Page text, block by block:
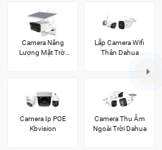
Camera Năng
Lượng Mặt Trời
Lắp Camera Wifi
Thân Dahua
Camera Ip POE
Kbvision
Camera Thu Âm
Ngoài Trời Dahua